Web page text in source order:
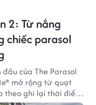
2: Từ nắng
chiếc parasol
đầu của The Parasol
mở rộng từ quạt
theo ghi lại thời điểm